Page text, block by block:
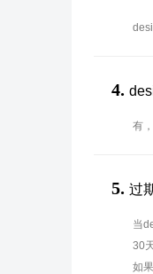
4.
有
5. 过
当
30
如